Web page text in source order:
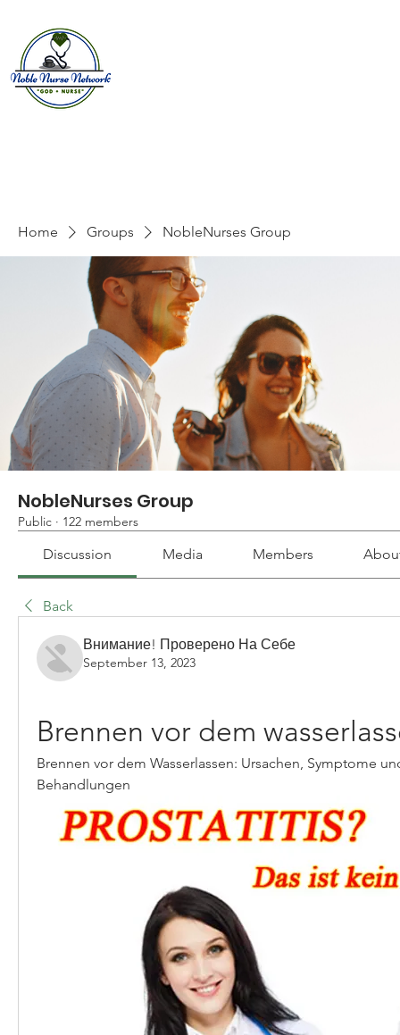
Home Groups NobleNurses Group
NobleNurses Group
Public · 122 members
Discussion Media Members
Back
Внимание! Проверено На Себе
September 13, 2023
Brennen vor dem
Brennen vor dem Wasserlassen: Ursachen, Symptome
Behandlungen